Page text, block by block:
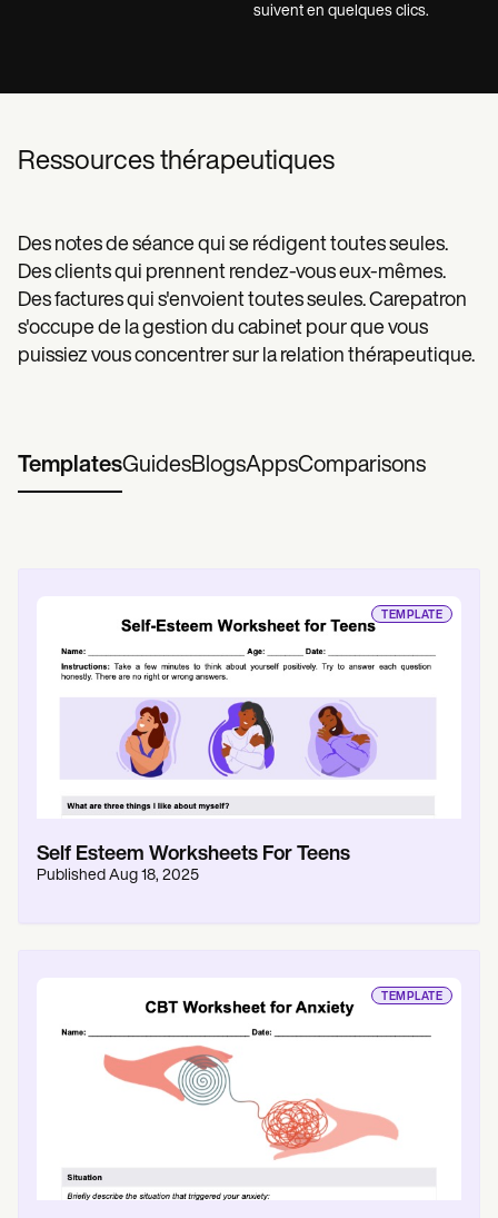
suivent en quelques clics.
Ressources thérapeutiques
Des notes de séance qui se rédigent toutes seules.
Des clients qui prennent rendez-vous eux-mêmes.
Des factures qui s'envoient toutes seules. Carepatron
s'occupe de la gestion du cabinet pour que vous
puissiez vous concentrer sur la relation thérapeutique.
TemplatesGuidesBlogsAppsComparisons
TEMPLATE
Self Esteem Worksheets For Teens
Published Aug 18, 2025
TEMPLATE